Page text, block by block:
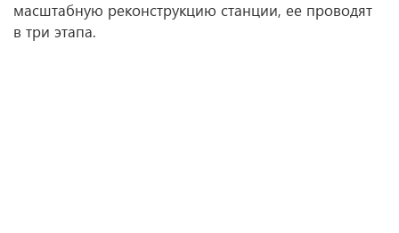
масштабную реконструкцию станции, ее проводят
в три этапа.